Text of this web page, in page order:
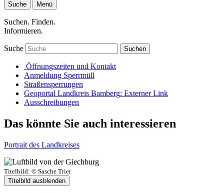
Suche
Menü
Suchen. Finden.
Informieren.
Suche Suchen
Öffnungszeiten und Kontakt
Anmeldung Sperrmüll
Straßensperrungen
Geoportal Landkreis Bamberg: Externer Link
Ausschreibungen
Das könnte Sie auch interessieren
Portrait des Landkreises
Titelbild: © Sasche Trier
Titelbild ausblenden